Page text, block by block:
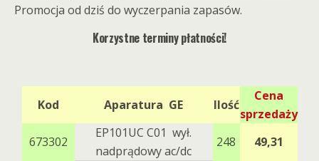
Promocja od dziś do wyczerpania zapasów.
Korzystne terminy płatności!
Kod Aparatura GE Ilość
Cena
sprzedaży
673302
EP101UC C01 wył.
nadprądowy ac/dc
248 49,31